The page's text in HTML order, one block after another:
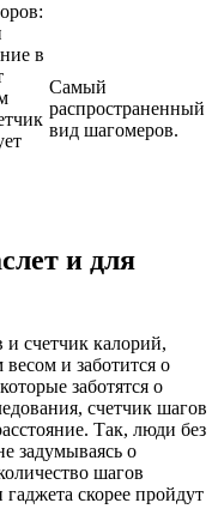
в
Самый
распространенный
вид шагомеров.
и для
счетчик калорий,
и заботится о
заботятся о
счетчик шагов
Так, люди без
задумываясь о
шагов
скорее пройдут